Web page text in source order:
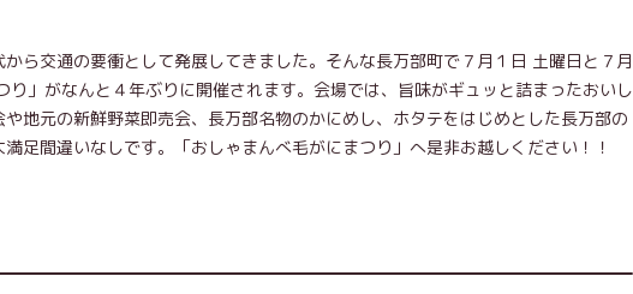
ら交通の要衝として発展してきました。そんな長万部町で７月１日 土曜日と７月
」がなんと４年ぶりに開催されます。会場では、旨味がギュッと詰まったおいし
地元の新鮮野菜即売会、長万部名物のかにめし、ホタテをはじめとした長万部の
足間違いなしです。「おしゃまんべ毛がにまつり」へ是非お越しください！！